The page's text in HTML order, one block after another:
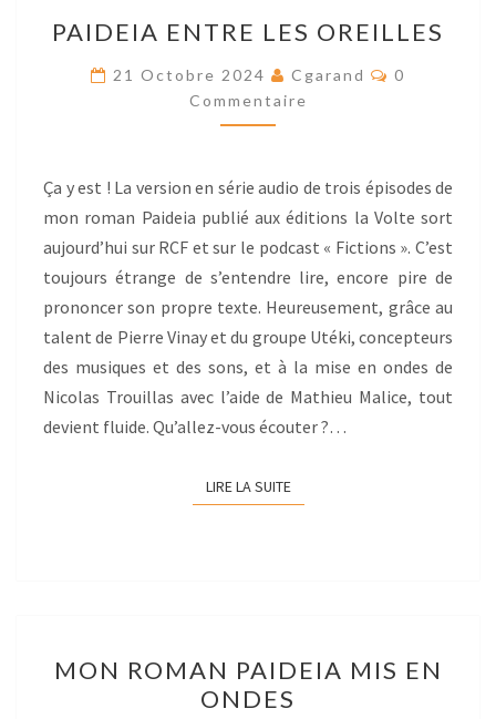
ENTRE
LES
OREILLES
PAIDEIA ENTRE LES OREILLES
21 Octobre 2024 Cgarand Res
0
Commentaire
Ça y est ! La version en série audio de trois épisodes de
mon roman Paideia publié aux éditions la Volte sort
aujourd’hui sur RCF et sur le podcast « Fictions ». C’est
toujours étrange de s’entendre lire, encore pire de
prononcer son propre texte. Heureusement, grâce au
talent de Pierre Vinay et du groupe Utéki, concepteurs
des musiques et des sons, et à la mise en ondes de
Nicolas Trouillas avec l’aide de Mathieu Malice, tout
devient fluide. Qu’allez-vous écouter ?…
LIRE LA SUITELIRE LA SUITE
ROMAN
PAIDEIA
MON ROMAN PAIDEIA MIS EN
ONDES